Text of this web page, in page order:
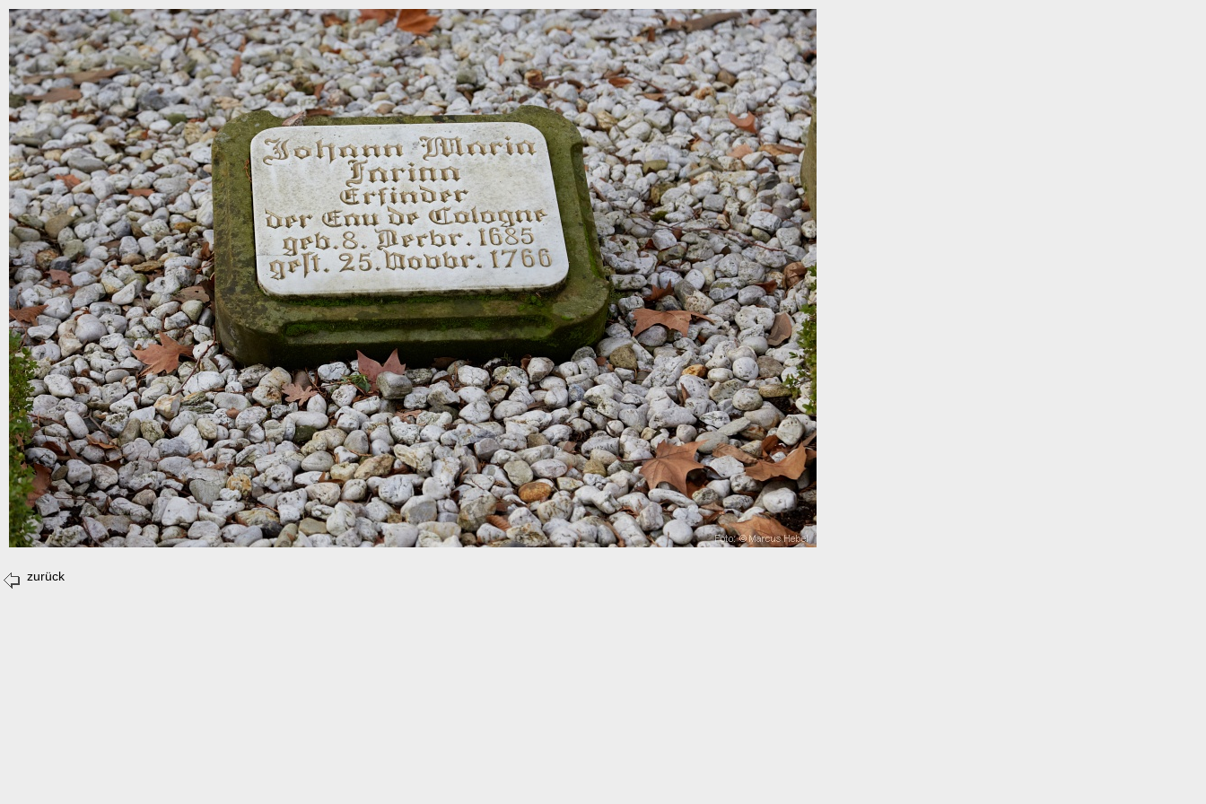
zurück